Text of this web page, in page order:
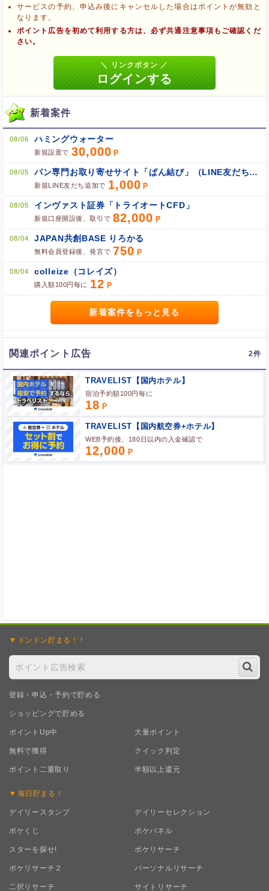
サービスの予約、申込み後にキャンセルした場合はポイントが無効と
なります。
ポイント広告を初めて利用する方は、必ず共通注意事項もご確認くだ
さい。
ブラウザのクッキー情報を削除する
ブラウザのアプリ、ウィンドウ、タブを閉じる
他のサイトにアクセスする
ポケマNetにログインして「ポイント対象リンク」からポイント
新着案件
08/06 ハミングウォーター
新規設置で 30,000
08/05 パン専門お取り寄せサイト「ぱん結び」（LINE友だち追加）
新規LINE友だち追加で 1,000
08/05 インヴァスト証券「トライオートCFD」
新規口座開設後、取引で 82,000
08/04 JAPAN共創BASE りろかる
無料会員登録後、発言で 750
08/04 colleize（コレイズ）
購入額100円毎に 12
新着案件をもっと見る
関連ポイント広告 2
TRAVELIST【国内ホテル】
宿泊予約額100円毎に
18
TRAVELIST【国内航空券+ホテル】
WEB予約後、180日以内の入金確認で
12,000
ドンドン貯まる！！
登録・申込・予約で貯める
ショッピングで貯める
ポイントUp中 大量ポイント
無料で獲得 クイック判定
ポイント二重取り 半額以上還元
毎日 貯まる！
デイリースタンプ デイリーセレクション
ポケくじ ポケパネル
スターを探せ! ポケリサーチ
ポケリサーチ２ パーソナルリサーチ
二択リサーチ サイトリサーチ